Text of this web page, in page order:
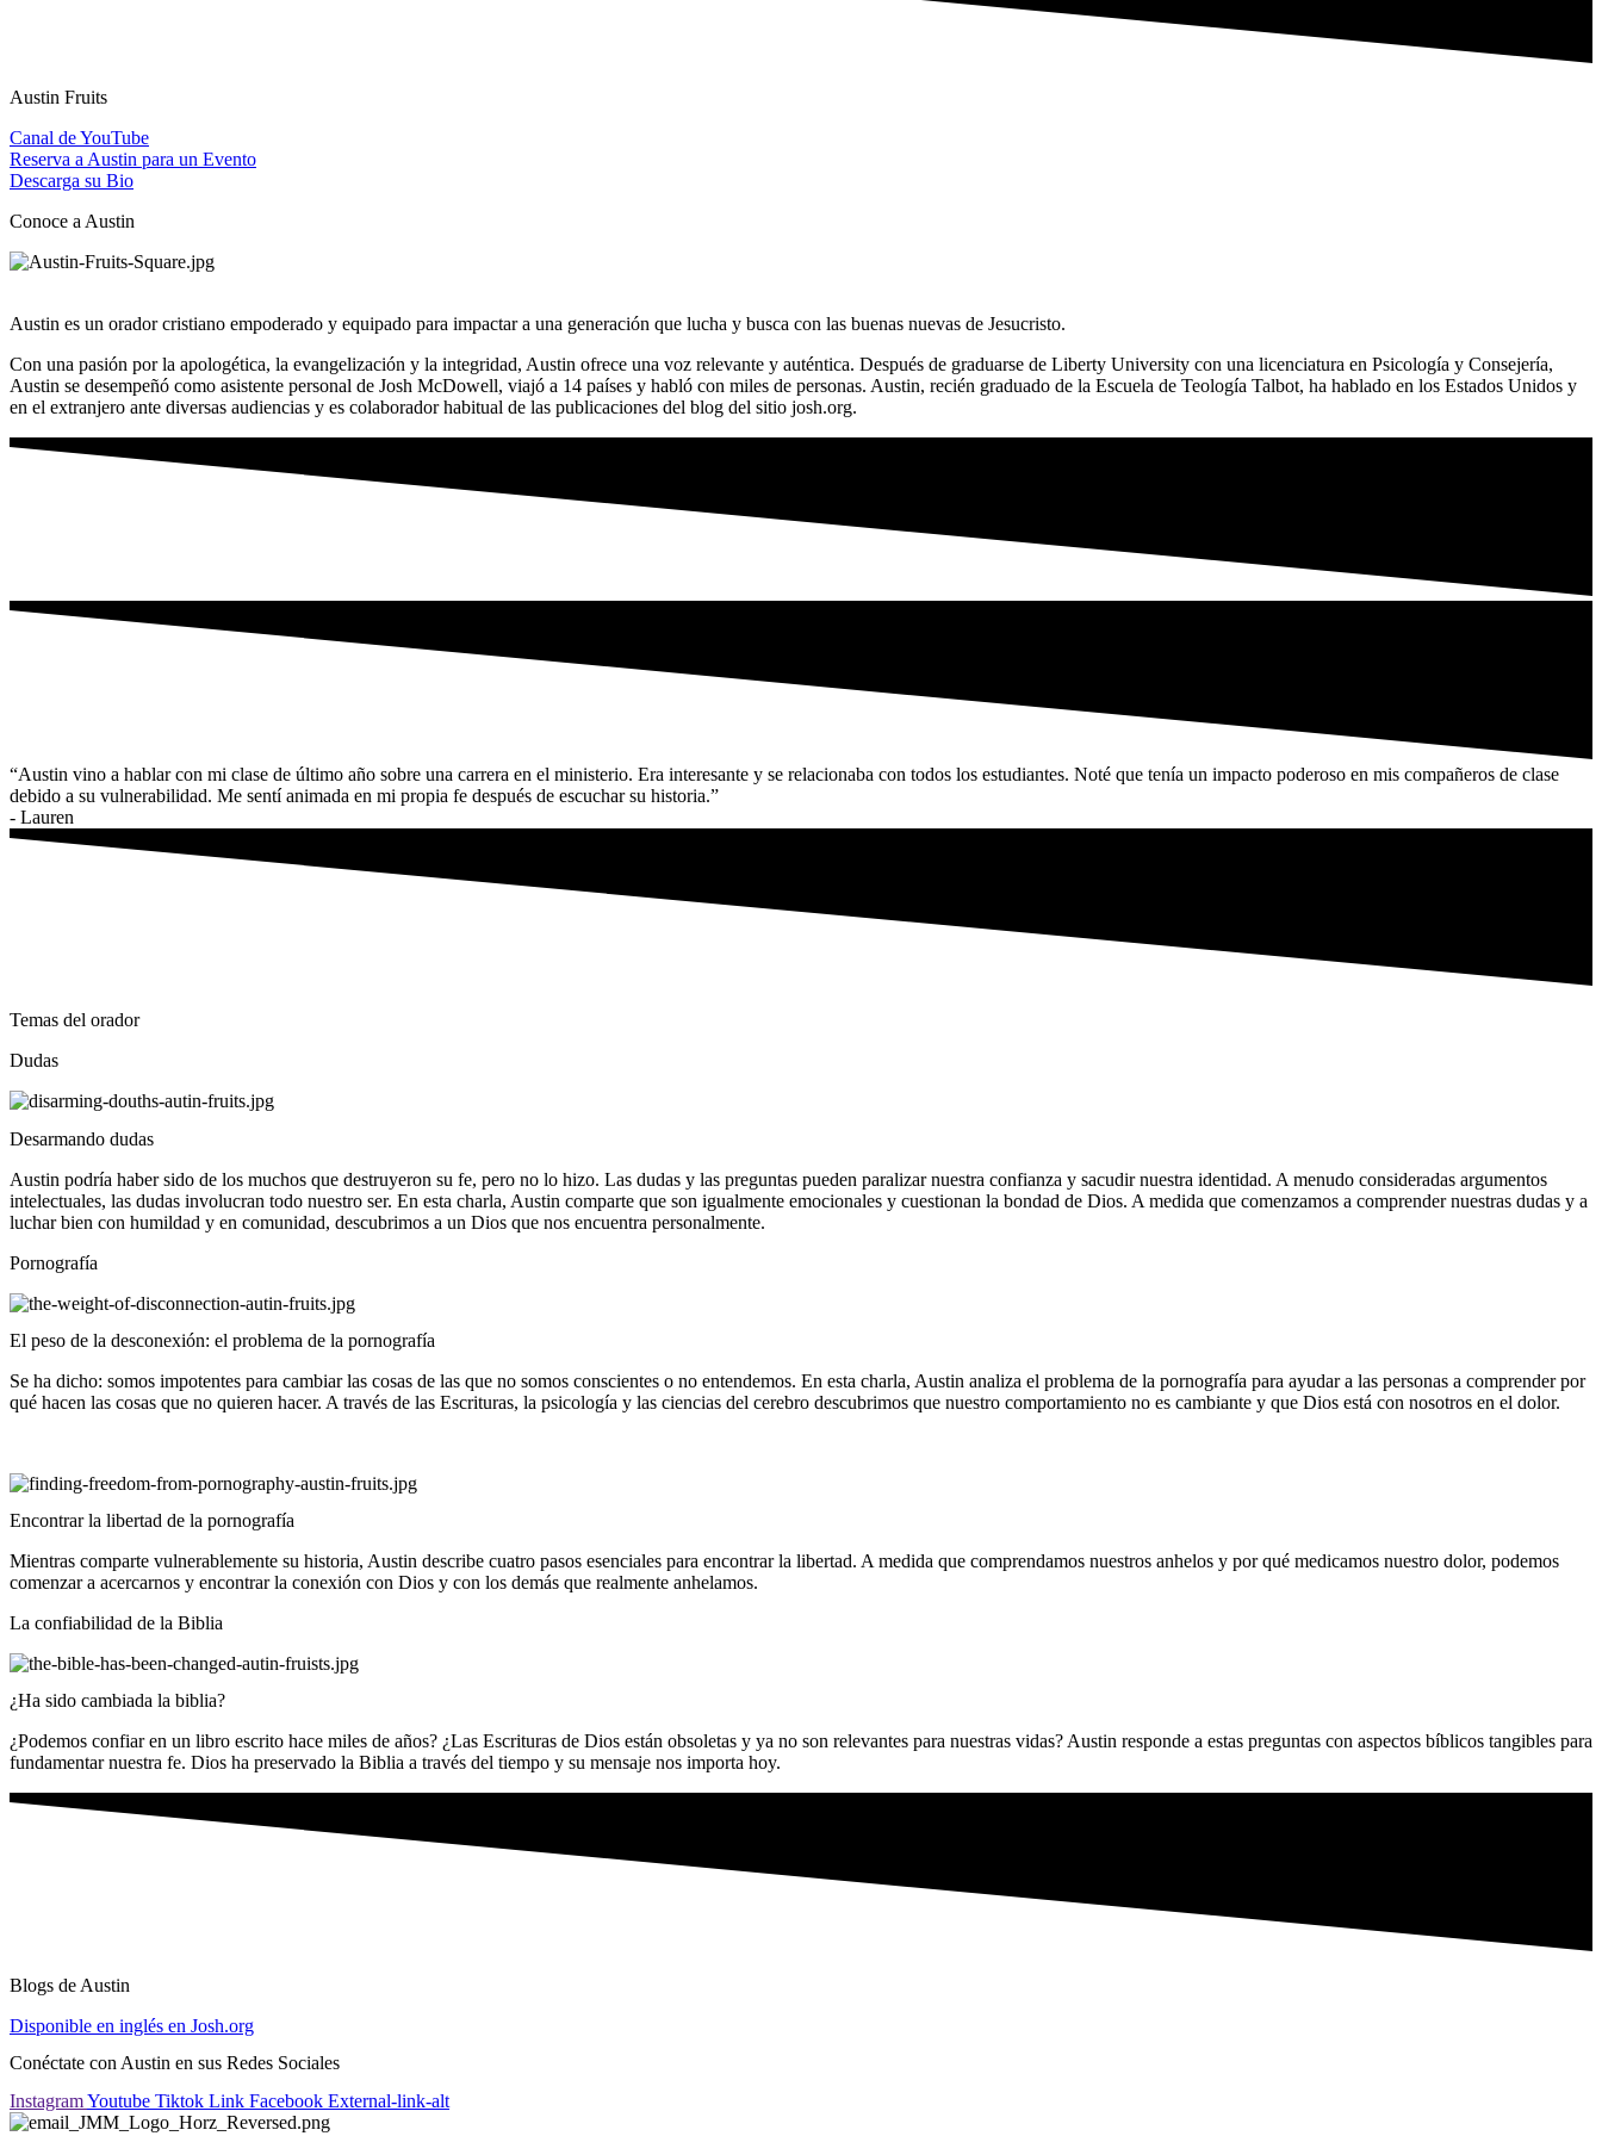
Austin Fruits
Canal de YouTube
Reserva a Austin para un Evento
Descarga su Bio
Conoce a Austin
Austin es un orador cristiano empoderado y equipado para impactar a una generación que lucha y busca con las buenas nuevas de Jesucristo.
Con una pasión por la apologética, la evangelización y la integridad, Austin ofrece una voz relevante y auténtica. Después de graduarse de Liberty University con una licenciatura en Psicología y Consejería,
Austin se desempeñó como asistente personal de Josh McDowell, viajó a 14 países y habló con miles de personas. Austin, recién graduado de la Escuela de Teología Talbot, ha hablado en los Estados Unidos y
en el extranjero ante diversas audiencias y es colaborador habitual de las publicaciones del blog del sitio josh.org.
“Austin vino a hablar con mi clase de último año sobre una carrera en el ministerio. Era interesante y se relacionaba con todos los estudiantes. Noté que tenía un impacto poderoso en mis compañeros de clase
debido a su vulnerabilidad. Me sentí animada en mi propia fe después de escuchar su historia.”
- Lauren
Temas del orador
Dudas
Desarmando dudas
Austin podría haber sido de los muchos que destruyeron su fe, pero no lo hizo. Las dudas y las preguntas pueden paralizar nuestra confianza y sacudir nuestra identidad. A menudo consideradas argumentos
intelectuales, las dudas involucran todo nuestro ser. En esta charla, Austin comparte que son igualmente emocionales y cuestionan la bondad de Dios. A medida que comenzamos a comprender nuestras dudas y a
luchar bien con humildad y en comunidad, descubrimos a un Dios que nos encuentra personalmente.
Pornografía
El peso de la desconexión: el problema de la pornografía
Se ha dicho: somos impotentes para cambiar las cosas de las que no somos conscientes o no entendemos. En esta charla, Austin analiza el problema de la pornografía para ayudar a las personas a comprender por
qué hacen las cosas que no quieren hacer. A través de las Escrituras, la psicología y las ciencias del cerebro descubrimos que nuestro comportamiento no es cambiante y que Dios está con nosotros en el dolor.
Encontrar la libertad de la pornografía
Mientras comparte vulnerablemente su historia, Austin describe cuatro pasos esenciales para encontrar la libertad. A medida que comprendamos nuestros anhelos y por qué medicamos nuestro dolor, podemos
comenzar a acercarnos y encontrar la conexión con Dios y con los demás que realmente anhelamos.
La confiabilidad de la Biblia
¿Ha sido cambiada la biblia? ​
¿Podemos confiar en un libro escrito hace miles de años? ¿Las Escrituras de Dios están obsoletas y ya no son relevantes para nuestras vidas? Austin responde a estas preguntas con aspectos bíblicos tangibles para
fundamentar nuestra fe. Dios ha preservado la Biblia a través del tiempo y su mensaje nos importa hoy.
Blogs de Austin
Disponible en inglés en Josh.org
Conéctate con Austin en sus Redes Sociales
InstagramYoutube Tiktok Link Facebook External-link-alt